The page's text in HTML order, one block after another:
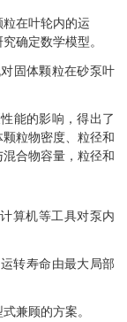
在叶轮内的运
确定数学模型。
固体颗粒在砂泵叶
能的影响，得出了
粒物密度、粒径和
合物容量，粒径和
算机等工具对泵内
转寿命由最大局部
兼顾的方案。